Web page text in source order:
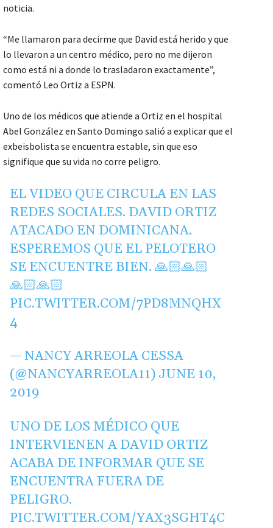
noticia.
“Me llamaron para decirme que David está herido y que
lo llevaron a un centro médico, pero no me dijeron
como está ni a donde lo trasladaron exactamente”,
comentó Leo Ortiz a ESPN.
Uno de los médicos que atiende a Ortiz en el hospital
Abel González en Santo Domingo salió a explicar que el
exbeisbolista se encuentra estable, sin que eso
signifique que su vida no corre peligro.
EL VIDEO QUE CIRCULA EN LAS
REDES SOCIALES. DAVID ORTIZ
ATACADO EN DOMINICANA.
ESPEREMOS QUE EL PELOTERO
SE ENCUENTRE BIEN. 🙏🏻🙏🏻
🙏🏻🙏🏻
PIC.TWITTER.COM/7PD8MNQHX
4
— NANCY ARREOLA CESSA
(@NANCYARREOLA11) JUNE 10,
2019
UNO DE LOS MÉDICO QUE
INTERVIENEN A DAVID ORTIZ
ACABA DE INFORMAR QUE SE
ENCUENTRA FUERA DE
PELIGRO.
PIC.TWITTER.COM/YAX3SGHT4C